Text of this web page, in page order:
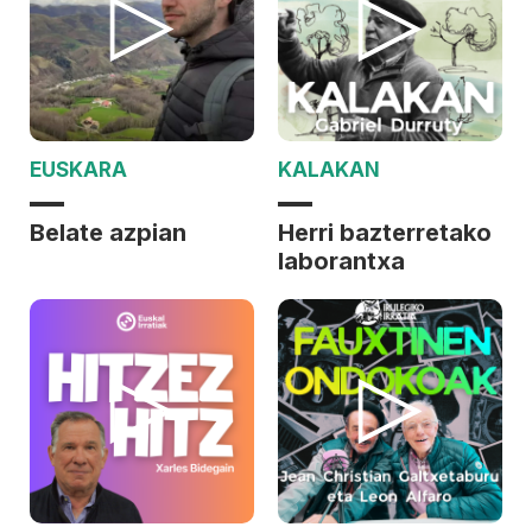
EUSKARA
Belate azpian
KALAKAN
Herri bazterretako
laborantxa